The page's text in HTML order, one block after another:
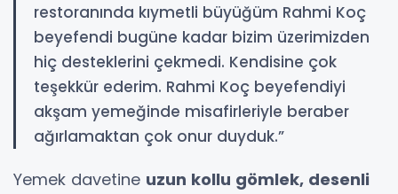
restoranında kıymetli büyüğüm Rahmi Koç
beyefendi bugüne kadar bizim üzerimizden
hiç desteklerini çekmedi. Kendisine çok
teşekkür ederim. Rahmi Koç beyefendiyi
akşam yemeğinde misafirleriyle beraber
ağırlamaktan çok onur duyduk.”
Yemek davetine uzun kollu gömlek, desenli